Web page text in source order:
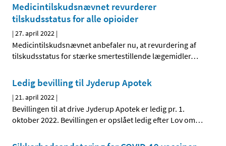
Medicintilskudsnævnet revurderer
tilskudsstatus for alle opioider
|27. april 2022 |
Medicintilskudsnævnet anbefaler nu, at revurdering af
tilskudsstatus for stærke smertestillende lægemidler…
Ledig bevilling til Jyderup Apotek
|21. april 2022 |
Bevillingen til at drive Jyderup Apotek er ledig pr. 1.
oktober 2022. Bevillingen er opslået ledig efter Lov om…